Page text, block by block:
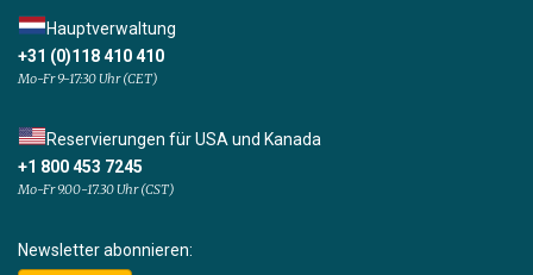
Hauptverwaltung
+31 (0)118 410 410
Mo-Fr 9-17:30 Uhr (CET)
Reservierungen für USA und Kanada
+1 800 453 7245
Mo-Fr 9.00-17.30 Uhr (CST)
Newsletter abonnieren: